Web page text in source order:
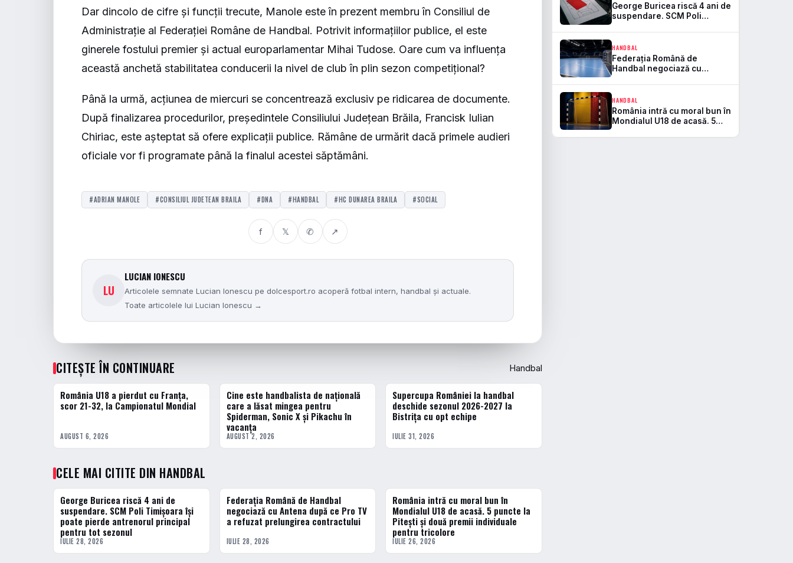
Dar dincolo de cifre și funcții trecute, Manole este în prezent membru în Consiliul de
Administrație al Federației Române de Handbal. Potrivit informațiilor publice, el este
ginerele fostului premier și actual europarlamentar Mihai Tudose. Oare cum va influența
această anchetă stabilitatea conducerii la nivel de club în plin sezon competițional?
Până la urmă, acțiunea de miercuri se concentrează exclusiv pe ridicarea de documente.
După finalizarea procedurilor, președintele Consiliului Județean Brăila, Francisk Iulian
Chiriac, este așteptat să ofere explicații publice. Rămâne de urmărit dacă primele audieri
oficiale vor fi programate până la finalul acestei săptămâni.
#ADRIAN MANOLE #CONSILIUL JUDETEAN BRAILA #DNA #HANDBAL #HC DUNAREA BRAILA #SOCIAL
f 𝕏 ✆ ↗
LU
LUCIAN IONESCU
Articolele semnate Lucian Ionescu pe dolcesport.ro acoperă fotbal intern, handbal și actuale.
Toate articolele lui Lucian Ionescu →
CITEȘTE ÎN CONTINUARE Handbal
HANDBAL
România U18 a pierdut cu Franța,
scor 21-32, la Campionatul Mondial
AUGUST 6, 2026
HANDBAL
Cine este handbalista de națională
care a lăsat mingea pentru
Spiderman, Sonic X și Pikachu în
vacanța
AUGUST 2, 2026
HANDBAL
Supercupa României la handbal
deschide sezonul 2026-2027 la
Bistrița cu opt echipe
IULIE 31, 2026
CELE MAI CITITE DIN HANDBAL
1 · TOP
George Buricea riscă 4 ani de
suspendare. SCM Poli Timișoara își
poate pierde antrenorul principal
pentru tot sezonul
IULIE 28, 2026
2 · TOP
Federația Română de Handbal
negociază cu Antena după ce Pro TV
a refuzat prelungirea contractului
IULIE 28, 2026
3 · TOP
România intră cu moral bun în
Mondialul U18 de acasă. 5 puncte la
Pitești și două premii individuale
pentru tricolore
IULIE 26, 2026
George Buricea riscă 4 ani de
suspendare. SCM Poli
antrenorul principal pentru
tot sezonul
HANDBAL
Federația Română de
Handbal negociază cu
refuzat prelungirea
contractului
HANDBAL
România intră cu moral bun în
Mondialul U18 de acasă. 5